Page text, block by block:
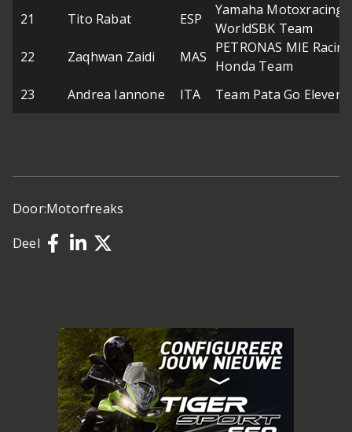
21
Tito Rabat ESP
Yamaha Motoxracing
WorldSBK Team
22
Zaqhwan Zaidi MAS
PETRONAS MIE Racing
Honda Team
23
Andrea Iannone ITA Team Pata Go Eleven
Door:Motorfreaks
Deel